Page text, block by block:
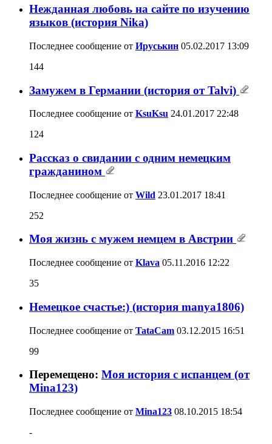
Нежданная любовь на сайте по изучению
языков (история Nika)
Последнее сообщение от Ируськин 05.02.2017 13:09
144
Замужем в Германии (история от Talvi)
Последнее сообщение от KsuKsu 24.01.2017 22:48
124
Рассказ о свидании с одним немецким
гражданином
Последнее сообщение от Wild 23.01.2017 18:41
252
Моя жизнь с мужем немцем в Австрии
Последнее сообщение от Klava 05.11.2016 12:22
35
Немецкое счастье:) (история manya1806)
Последнее сообщение от TataCam 03.12.2015 16:51
99
Перемещено: Моя история с испанцем (от
Mina123)
Последнее сообщение от Mina123 08.10.2015 18:54
-